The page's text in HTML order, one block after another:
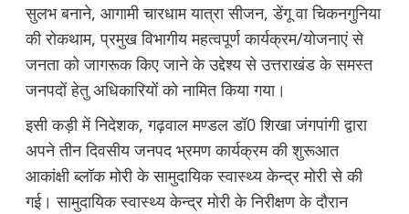
सुलभ बनाने, आगामी चारधाम यात्रा सीजन, डेंगू वा चिकनगुनिया
की रोकथाम, प्रमुख विभागीय महत्वपूर्ण कार्यक्रम/योजनाएं से
जनता को जागरूक किए जाने के उद्देश्य से उत्तराखंड के समस्त
जनपदों हेतु अधिकारियों को नामित किया गया।
इसी कड़ी में निदेशक, गढ़वाल मण्डल डॉ0 शिखा जंगपांगी द्वारा
अपने तीन दिवसीय जनपद भ्रमण कार्यक्रम की शुरूआत
आकांक्षी ब्लॉक मोरी के सामुदायिक स्वास्थ्य केन्द्र मोरी से की
गई। सामुदायिक स्वास्थ्य केन्द्र मोरी के निरीक्षण के दौरान